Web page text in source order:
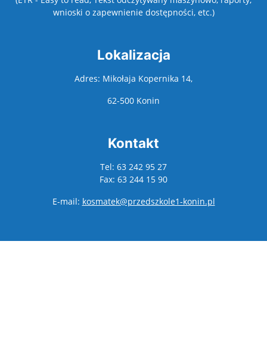
wnioski o zapewnienie dostępności, etc.)
Lokalizacja
Adres: Mikołaja Kopernika 14,
62-500 Konin
Kontakt
Tel: 63 242 95 27
Fax: 63 244 15 90
E-mail: kosmatek@przedszkole1-konin.pl